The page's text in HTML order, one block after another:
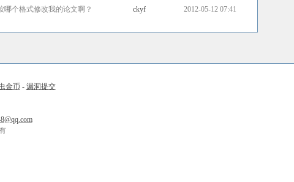
哪个格式修改我的论文啊？
ckyf 2012-05-12 07:41
金币 - 漏洞提交